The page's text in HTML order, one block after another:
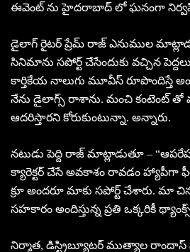
ఈవెంట్ ను హైదరాబాద్ లో ఘనంగా
డైలాగ్ రైటర్ ప్రేమ్ రాజ్ ఎనుముల
సినిమాను సపోర్ట్ చేసేందుకు వచ్చిన
కార్తికేయ నాలుగు మూవీస్ రూపొందిస్తే
నేను డైలాగ్స్ రాశాను. మంచి కంటెంట్ తో
ఆదరిస్తారని కోరుకుంటున్నా. అన్నారు.
నటుడు పెద్ది రాజ్ మాట్లాడుతూ –
క్యారెక్టర్ చేసే అవకాశం రావడం హ్యాపీగా
క్రూ అందరూ మాకు సపోర్ట్ చేశారు. మా
సహకారం అందిస్తున్న ప్రతి ఒక్కరికీ
నిర్మాత, డిస్ట్రిబ్యూటర్ ముత్యాల